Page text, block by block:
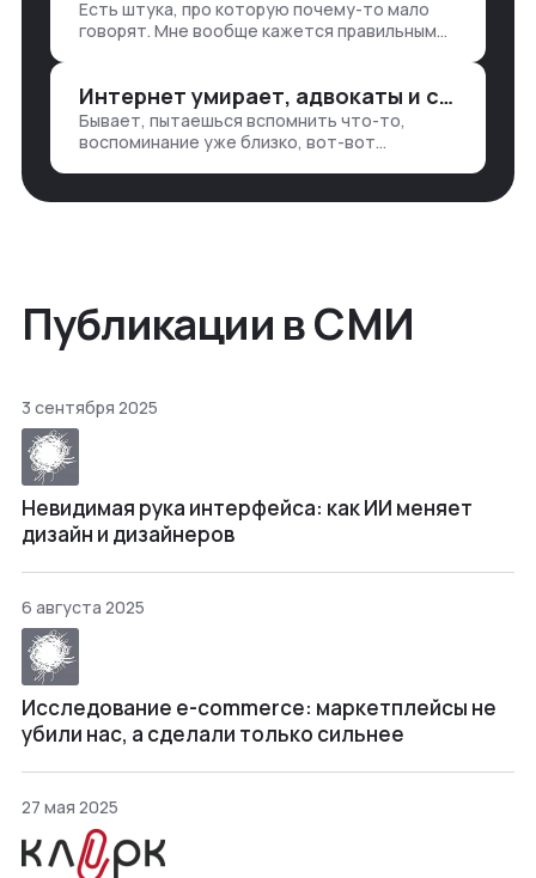
— все ручками
Есть штука, про которую почему-то мало
говорят. Мне вообще кажется правильным
хватаешь у клиента: е…
Интернет умирает, адвокаты и судьи в растерянности, а я хочу песню
Бывает, пытаешься вспомнить что-то,
воспоминание уже близко, вот-вот
неделями, если сильно не повезе…
Публикации в СМИ
3 сентября 2025
Невидимая рука интерфейса: как ИИ меняет
дизайн и дизайнеров
6 августа 2025
Исследование e-commerce: маркетплейсы не
убили нас, а сделали только сильнее
27 мая 2025